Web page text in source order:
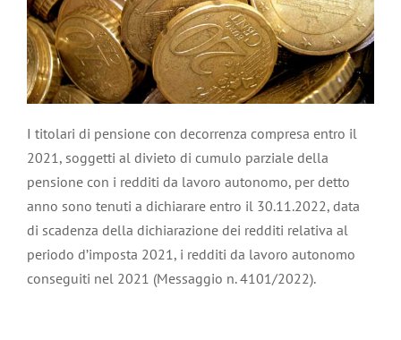
I titolari di pensione con decorrenza compresa entro il
2021, soggetti al divieto di cumulo parziale della
pensione con i redditi da lavoro autonomo, per detto
anno sono tenuti a dichiarare entro il 30.11.2022, data
di scadenza della dichiarazione dei redditi relativa al
periodo d’imposta 2021, i redditi da lavoro autonomo
conseguiti nel 2021 (Messaggio n. 4101/2022).